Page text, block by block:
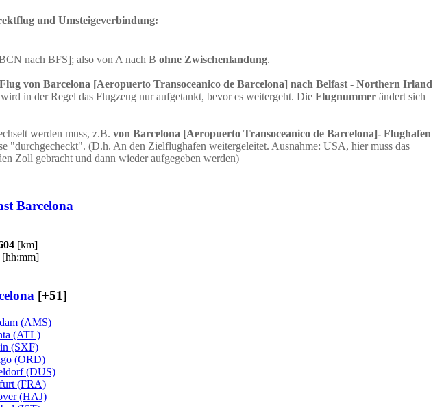
und Umsteigeverbindung:
nach BFS]; also von A nach B ohne Zwischenlandung.
Flug von Barcelona [Aeropuerto Transoceanico de Barcelona] nach Belfast - Northern Irland
in der Regel das Flugzeug nur aufgetankt, bevor es weitergeht. Die Flugnummerändert sich
werden muss, z.B. von Barcelona [Aeropuerto Transoceanico de Barcelona]- Flughafen
"durchgecheckt". (D.h. An den Zielflughafen weitergeleitet. Ausnahme: USA, hier muss das
Zoll gebracht und dann wieder aufgegeben werden)
Barcelona
[km]
[hh:mm]
[+51]
(AMS)
(ATL)
(SXF)
(ORD)
(DUS)
(FRA)
(HAJ)